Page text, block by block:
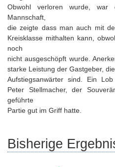
Obwohl verloren wurde,
Mannschaft,
die zeigte dass man auch mit
Kreisklasse mithalten kann,
noch
nicht ausgeschöpft wurde.
starke Leistung der Gastgeber,
Aufstiegsanwärter sind. Ein
Peter Stellmacher, der
geführte
Partie gut im Griff hatte.
Bisherige